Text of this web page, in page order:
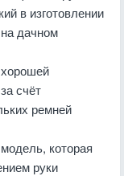
в изготовлении
дачном
счёт
ремней
которая
руки